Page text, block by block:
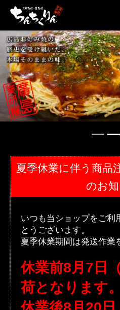
夏季休業に伴う商品
のお
いつも当ショップをご利
とうございます。
夏季休業期間は発送作業
休業前8月7日
荷となります。